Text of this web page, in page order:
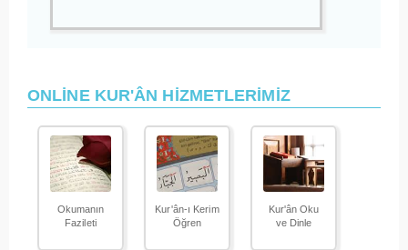
ONLİNE KUR'ÂN HİZMETLERİMİZ
Okumanın
Fazileti
Kur'ân-ı Kerim
Öğren
Kur'ân Oku
ve Dinle